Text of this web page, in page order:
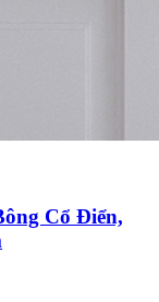
Cổ Điển,